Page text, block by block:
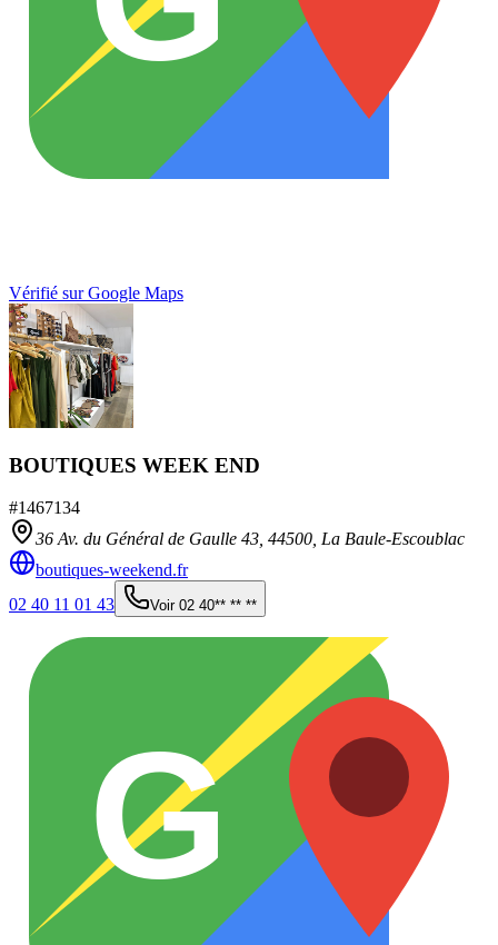
Vérifié sur Google Maps
BOUTIQUES WEEK END
#1467134
36 Av. du Général de Gaulle 43, 44500 La Baule-Escoublac
boutiques-weekend.fr
02 40 11 01 43
Voir 02 40** ** **
G